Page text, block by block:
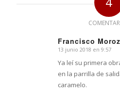
Francisco Moroz
Dice:
13 junio 2018 en 9:57
Ya leí su primera
en la parrilla de
caramelo.